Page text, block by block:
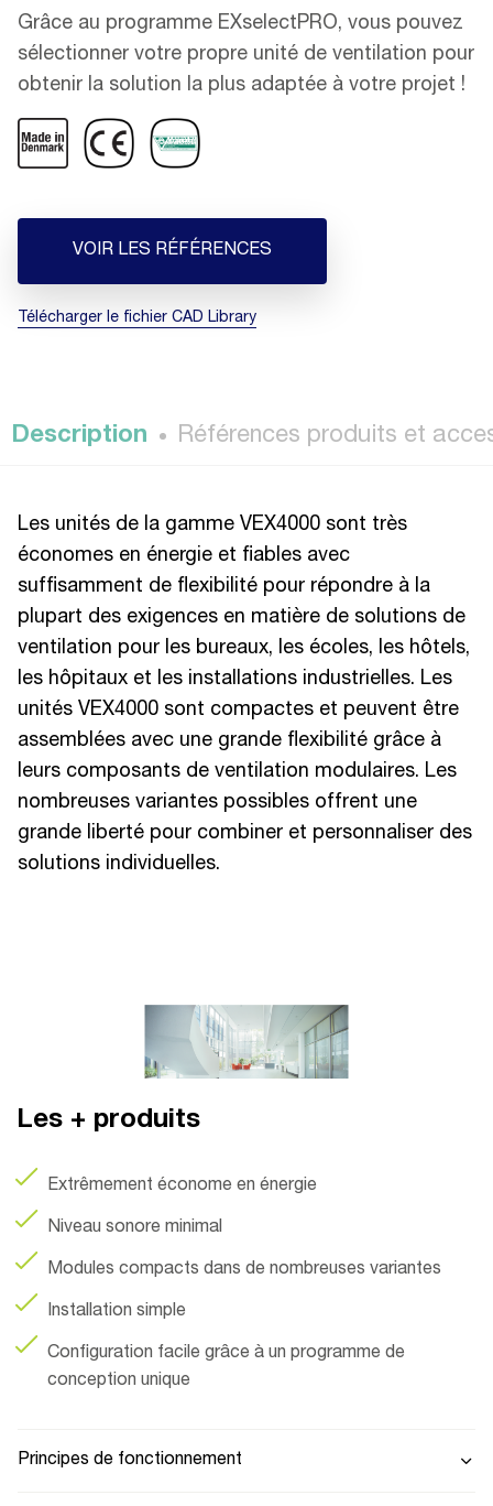
Grâce au programme EXselectPRO, vous pouvez
sélectionner votre propre unité de ventilation pour
obtenir la solution la plus adaptée à votre projet !
VOIR LES RÉFÉRENCES
Télécharger le fichier CAD Library
Description Références produits et
Les unités de la gamme VEX4000 sont très
économes en énergie et fiables avec
suffisamment de flexibilité pour répondre à la
plupart des exigences en matière de solutions de
ventilation pour les bureaux, les écoles, les hôtels,
les hôpitaux et les installations industrielles. Les
unités VEX4000 sont compactes et peuvent être
assemblées avec une grande flexibilité grâce à
leurs composants de ventilation modulaires. Les
nombreuses variantes possibles offrent une
grande liberté pour combiner et personnaliser des
solutions individuelles.
Les + produits
Extrêmement économe en énergie
Niveau sonore minimal
Modules compacts dans de nombreuses variantes
Installation simple
Configuration facile grâce à un programme de
conception unique
Principes de fonctionnement